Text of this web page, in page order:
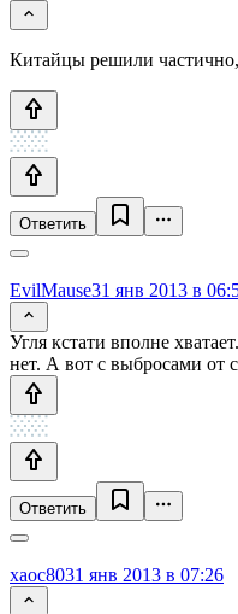
Китайцы решили
Ответить
EvilMause31 янв 2013 в
Угля кстати вполне
нет. А вот с выбросами от
Ответить
xaoc8031 янв 2013 в 07:26